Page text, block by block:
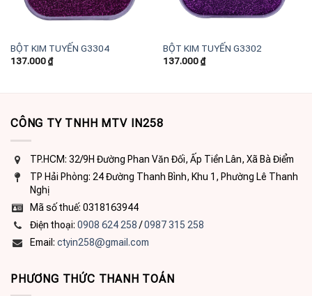
BỘT KIM TUYẾN G3304
137.000₫
BỘT KIM TUYẾN G3302
137.000₫
CÔNG TY TNHH MTV IN258
TP.HCM: 32/9H Đường Phan Văn Đối, Ấp Tiền Lân, Xã Bà Điểm
TP Hải Phòng: 24 Đường Thanh Bình, Khu 1, Phường Lê Thanh
Nghị
Mã số thuế: 0318163944
Điện thoại: 0908 624 258 /0987 315 258
Email: ctyin258@gmail.com
PHƯƠNG THỨC THANH TOÁN